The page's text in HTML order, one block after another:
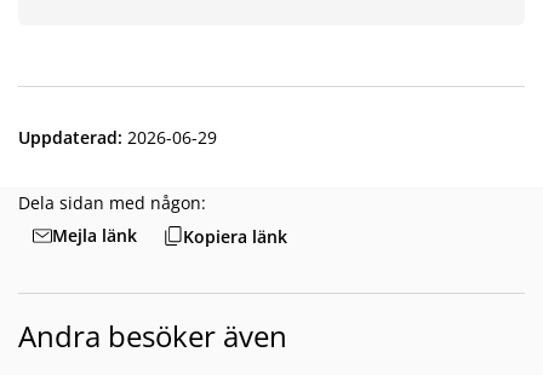
Uppdaterad: 2026-06-29
Dela sidan med någon:
Mejla länk
Kopiera länk
Andra besöker även